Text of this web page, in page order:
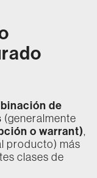
de
(generalmente
o warrant),
producto) más
clases de